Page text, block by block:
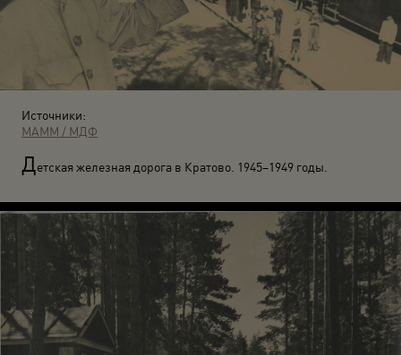
Источники:
МАММ / МДФ
Детская железная дорога в Кратово. 1945–1949 годы.